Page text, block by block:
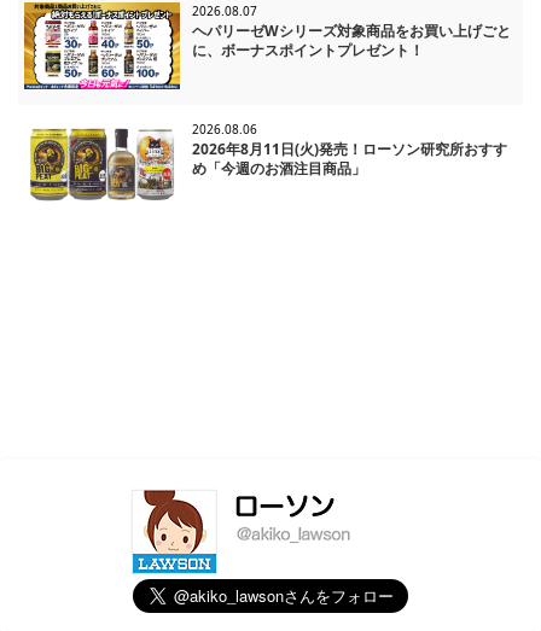
2026.08.07
ヘパリーゼWシリーズ対象商品をお買い上げごと
に、ボーナスポイントプレゼント！
2026.08.06
2026年8月11日(火)発売！ローソン研究所おすす
め「今週のお酒注目商品」